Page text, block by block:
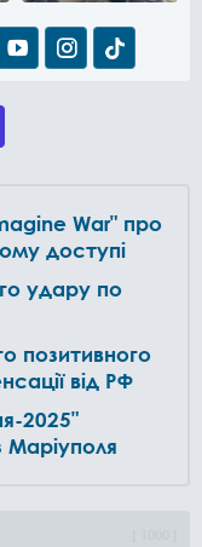
War" про
доступі
удару по
позитивного
від РФ
2025"
Маріуполя